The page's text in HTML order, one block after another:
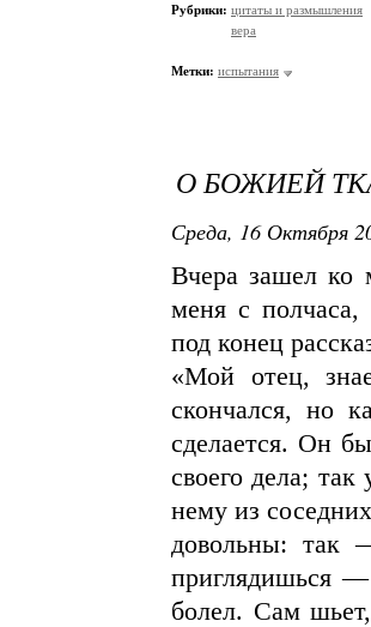
Рубрики: цитаты и размышления
вера
Метки: испытания
О БОЖИЕЙ
Среда, 16 Октября
Вчера зашел
меня с полчаса,
под конец
«Мой отец,
скончался, но
сделается. Он
своего дела;
нему из
довольны: так
приглядишься
болел. Сам